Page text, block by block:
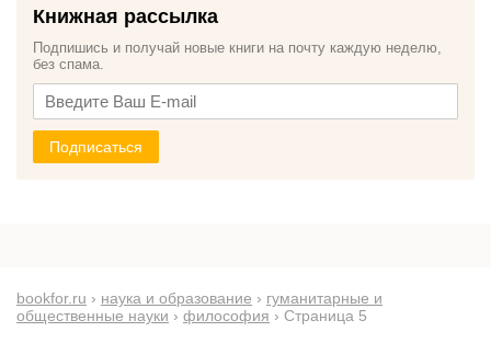
Книжная рассылка
Подпишись и получай новые книги на почту каждую неделю,
без спама.
Подписаться
bookfor.ru › наука и образование › гуманитарные и
общественные науки › философия › Страница 5